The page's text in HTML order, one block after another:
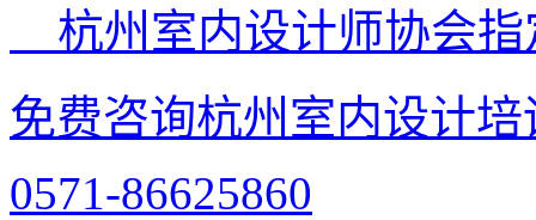
杭州室内设计师协会
免费咨询杭州室内设计
0571-86625860